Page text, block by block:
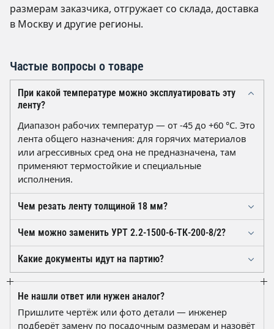
размерам заказчика, отгружает со склада, доставка
в Москву и другие регионы.
Частые вопросы о товаре
При какой температуре можно эксплуатировать эту
ленту?
Диапазон рабочих температур — от -45 до +60 °C. Это
лента общего назначения: для горячих материалов
или агрессивных сред она не предназначена, там
применяют термостойкие и специальные
исполнения.
Чем резать ленту толщиной 18 мм?
Продольный и поперечный раскрой выполняют
острым сапожным ножом по линейке с постепенным
углублением реза, либо ленторезным станком. Для
стыка ступени под вулканизацию размечают по
каждой из шести прокладок ТК-200.
Чем можно заменить УРТ 2.2-1500-6-ТК-200-8/2?
Близкие варианты — ленты с тем же каркасом ТК-200
при другом числе прокладок или иной толщине
обкладок, а также аналоги по DIN 22102
сопоставимой прочности 1200 Н/мм. Если есть
сомнения в подборе, отправьте чертёж или фото
участка конвейера — замену подберут по ним.
Какие документы идут на партию?
К отгрузке прилагается паспорт качества завода-
изготовителя на партию с указанием обозначения по
ГОСТ 20-2018, ширины 1500 мм, числа прокладок и
толщин обкладок, а также товаросопроводительные
Не нашли ответ или нужен аналог?
Пришлите чертёж или фото детали — инженер
подберёт замену по посадочным размерам и назовёт